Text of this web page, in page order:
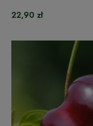
22,90 zł